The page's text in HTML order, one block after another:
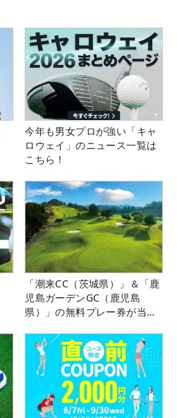
今年も男女プロが強い「キャ
ロウェイ」のニュース一覧は
こちら！
「潮来CC（茨城県）」＆「鹿
児島ガーデンGC（鹿児島
県）」の無料プレー券が当た